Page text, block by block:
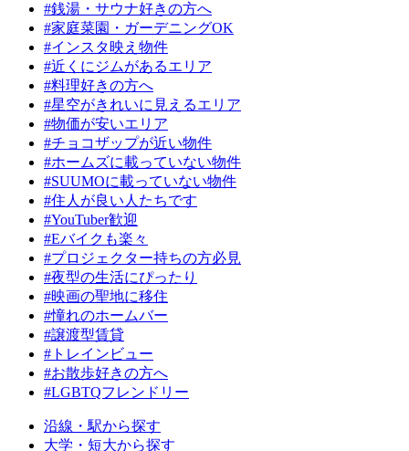
#銭湯・サウナ好きの方へ
#家庭菜園・ガーデニングOK
#インスタ映え物件
#近くにジムがあるエリア
#料理好きの方へ
#星空がきれいに見えるエリア
#物価が安いエリア
#チョコザップが近い物件
#ホームズに載っていない物件
#SUUMOに載っていない物件
#住人が良い人たちです
#YouTuber歓迎
#Eバイクも楽々
#プロジェクター持ちの方必見
#夜型の生活にぴったり
#映画の聖地に移住
#憧れのホームバー
#譲渡型賃貸
#トレインビュー
#お散歩好きの方へ
#LGBTQフレンドリー
沿線・駅から探す
大学・短大から探す